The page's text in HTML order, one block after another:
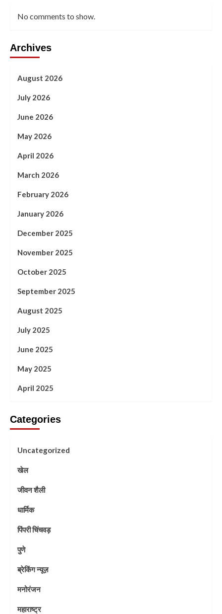
No comments to show.
Archives
August 2026
July 2026
June 2026
May 2026
April 2026
March 2026
February 2026
January 2026
December 2025
November 2025
October 2025
September 2025
August 2025
July 2025
June 2025
May 2025
April 2025
Categories
Uncategorized
खेल
जीवन शैली
धार्मिक
पिंपरी चिंचवड़
पुणे
ब्रेकिंग न्यूज़
मनोरंजन
महाराष्ट्र